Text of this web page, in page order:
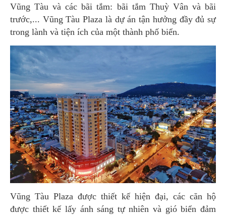
Vũng Tàu và các bãi tắm: bãi tắm Thuỳ Vân và bãi
trước,... Vũng Tàu Plaza là dự án tận hưởng đầy đủ sự
trong lành và tiện ích của một thành phố biển.
Vũng Tàu Plaza được thiết kế hiện đại, các căn hộ
được thiết kế lấy ánh sáng tự nhiên và gió biển đảm